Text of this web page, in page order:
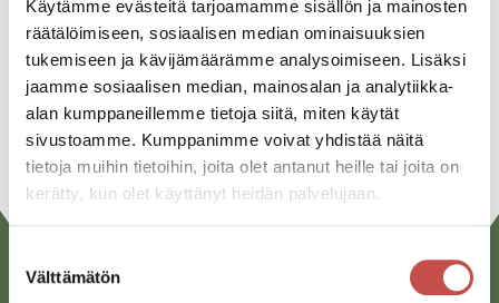
Käytämme evästeitä tarjoamamme sisällön ja mainosten
räätälöimiseen, sosiaalisen median ominaisuuksien
tukemiseen ja kävijämäärämme analysoimiseen. Lisäksi
jaamme sosiaalisen median, mainosalan ja analytiikka-
alan kumppaneillemme tietoja siitä, miten käytät
sivustoamme. Kumppanimme voivat yhdistää näitä
tietoja muihin tietoihin, joita olet antanut heille tai joita on
kerätty, kun olet käyttänyt heidän palvelujaan.
valinta
Välttämätön
Twitter
Linkedin
URL